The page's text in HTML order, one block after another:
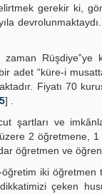
gerekir ki,
Rüşdiye‟ye
adet “küre-i
Fiyatı 70
] .
şartları ve
2 öğretmene,
öğretmen ve
iki
çeken